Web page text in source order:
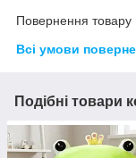
Повернення товару
Всі умови
Подібні товари